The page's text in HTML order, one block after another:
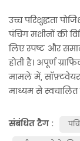
उच्च परिशुद्धता
पंचिंग मशीनों की
लिए स्पष्ट और
होती है। अपूर्ण
मामले में,
माध्यम से स्वचालित
संबंधित टैग :